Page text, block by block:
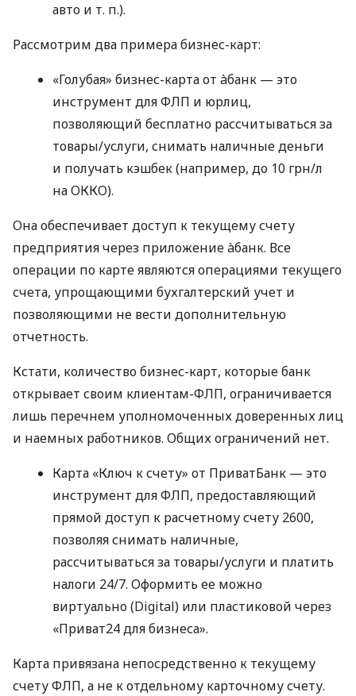
авто и т. п.).
Рассмотрим два примера бизнес-карт:
«Голубая» бизнес-карта от àбанк — это
инструмент для ФЛП и юрлиц,
позволяющий бесплатно рассчитываться за
товары/услуги, снимать наличные деньги
и получать кэшбек (например, до 10 грн/л
на ОККО).
Она обеспечивает доступ к текущему счету
предприятия через приложение àбанк. Все
операции по карте являются операциями текущего
счета, упрощающими бухгалтерский учет и
позволяющими не вести дополнительную
отчетность.
Кстати, количество бизнес-карт, которые банк
открывает своим клиентам-ФЛП, ограничивается
лишь перечнем уполномоченных доверенных лиц
и наемных работников. Общих ограничений нет.
Карта «Ключ к счету» от ПриватБанк — это
инструмент для ФЛП, предоставляющий
прямой доступ к расчетному счету 2600,
позволяя снимать наличные,
рассчитываться за товары/услуги и платить
налоги 24/7. Оформить ее можно
виртуально (Digital) или пластиковой через
«Приват24 для бизнеса».
Карта привязана непосредственно к текущему
счету ФЛП, а не к отдельному карточному счету.